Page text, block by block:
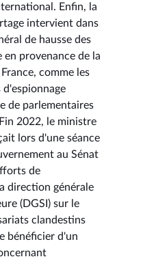
Enfin, la
intervient dans
de hausse des
provenance de la
comme les
de parlementaires
2022, le ministre
lors d'une séance
au Sénat
de
direction générale
(DGSI) sur le
clandestins
bénéficier d'un